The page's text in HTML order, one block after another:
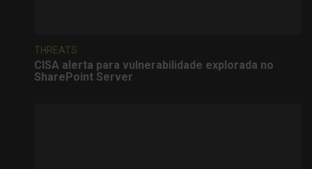
THREATS
CISA alerta para vulnerabilidade explorada no
SharePoint Server